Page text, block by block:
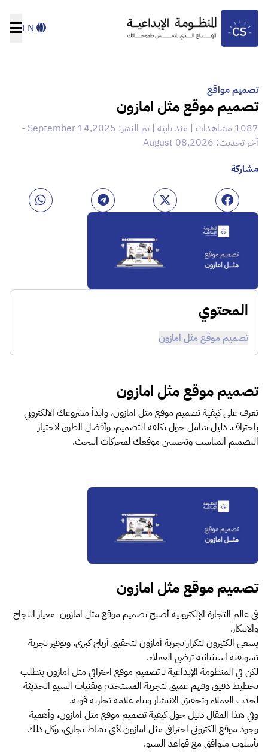
تصميم مواقع
تصميم موقع مثل امازون
1087 مشاهدات | منذ ثانية | تم النشر: September 14,2025 -
آخر تحديث: August 08,2026
مشاركة
المحتوي
تصميم موقع مثل امازون
تصميم موقع مثل امازون
تعرف على كيفية تصميم موقع مثل امازون، وابدأ مشروعك الالكتروني
باحتراف. دليل شامل حول تكلفة التصميم، وأفضل الطرق لاختيار
التصميم المناسب وتحسين موقعك لمحركات البحث.
تصميم موقع مثل امازون
في عالم التجارة الإلكترونية أصبح تصميم موقع مثل امازون معيار النجاح
والابتكار.
يسعى الكثيرون لتكرار تجربة أمازون لتحقيق أرباح كبرى، وتوفير تجربة
تسويقية استثنائية ترضي العملاء.
لكن في المنظومة الإبداعية لـ تصميم موقع احترافي مثل امازون يتطلب
تخطيط دقيق وفهم عميق لتجربة المستخدم وتقنيات السيو الحديثة
لجذب العملاء وتحقيق الانتشار وبناء علامة تجارية قوية.
وفي هذا المقال دليل حول كيفية تصميم موقع مثل امازون، وأهمية
وجود موقع الكتروني احترافي مثل امازون لأي نشاط تجاري، وكل ذلك
بأسلوب متوافق مع قواعد السيو.